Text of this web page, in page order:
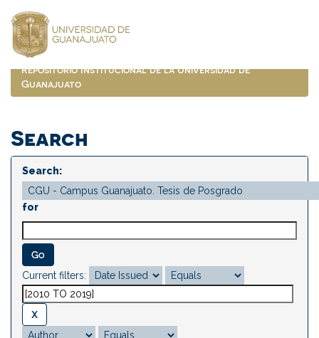
navigation
Repositorio Institucional de la Universidad de
Guanajuato
Search
Search:
for
Current filters: